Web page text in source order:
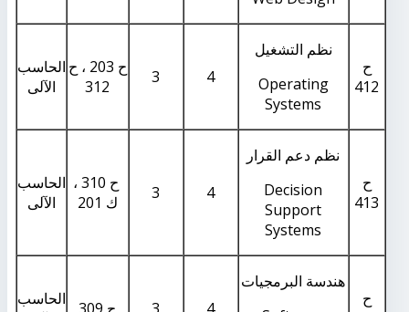
ح
412
نظم التشغيل
Operating
Systems
4
3
ح 203 ، ح
312
الحاسب
الآلى
ح
413
نظم دعم القرار
Decision
Support
Systems
4
3
ح 310 ،
ك 201
الحاسب
الآلى
ح
هندسة البرمجيات
الحاسب